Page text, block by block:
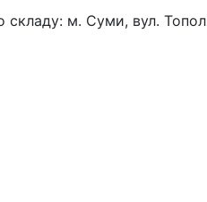
складу: м. Суми, вул.